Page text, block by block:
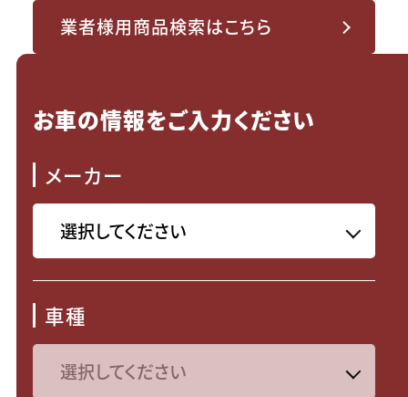
業者様用商品検索はこちら
お車の情報をご入力ください
メーカー
車種